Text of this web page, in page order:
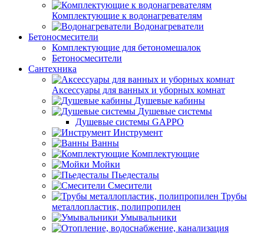
Комплектующие к водонагревателям
Водонагреватели
Бетоносмесители
Комплектующие для бетономешалок
Бетоносмесители
Сантехника
Аксессуары для ванных и уборных комнат
Душевые кабины
Душевые системы
Душевые системы GAPPO
Инструмент
Ванны
Комплектующие
Мойки
Пьедесталы
Смесители
Трубы
металлопластик, полипропилен
Умывальники